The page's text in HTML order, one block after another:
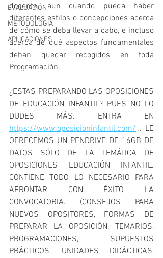
EVALUACIÓN
METODOLOGIA
APLICACIONES
docente, aun cuando pueda haber
diferentes estilos o concepciones acerca
de cómo se deba llevar a cabo, e incluso
acerca de qué aspectos fundamentales
deban quedar recogidos en toda
Programación.
¿ESTAS PREPARANDO LAS OPOSICIONES
DE EDUCACIÓN INFANTIL? PUES NO LO
https://www.oposicioninfantil.com/ . LE
OFRECEMOS UN PENDRIVE DE 16GB DE
DATOS SÓLO DE LA TEMÁTICA DE
OPOSICIONES EDUCACIÓN INFANTIL.
CONTIENE TODO LO NECESARIO PARA
AFRONTAR CON ÉXITO LA
CONVOCATORIA. (CONSEJOS PARA
NUEVOS OPOSITORES, FORMAS DE
PREPARAR LA OPOSICIÓN, TEMARIOS,
PROGRAMACIONES, SUPUESTOS
PRÁCTICOS, UNIDADES DIDÁCTICAS,